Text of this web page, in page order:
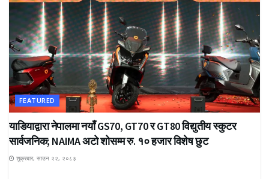
FEATURED
याडियाद्वारा नेपालमा नयाँ GS70, GT70 र GT80 विद्युतीय स्कुटर
सार्वजनिक; NAIMA अटो शोसम्म रु. १० हजार विशेष छुट
शुक्रबार, साउन २२, २०८३